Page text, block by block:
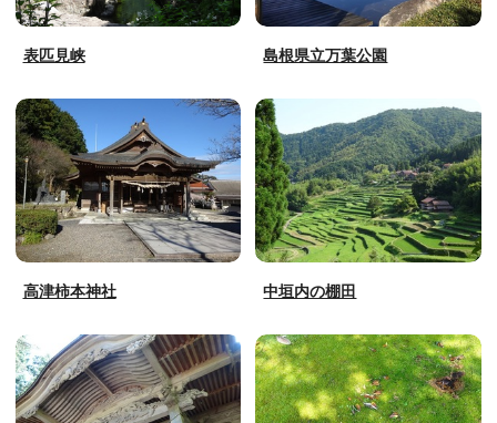
表匹見峡 島根県立万葉公園
高津柿本神社 中垣内の棚田